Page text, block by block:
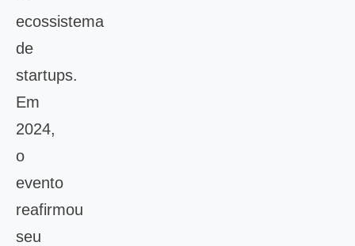
ecossistema
de
startups.
Em
2024,
o
evento
reafirmou
seu